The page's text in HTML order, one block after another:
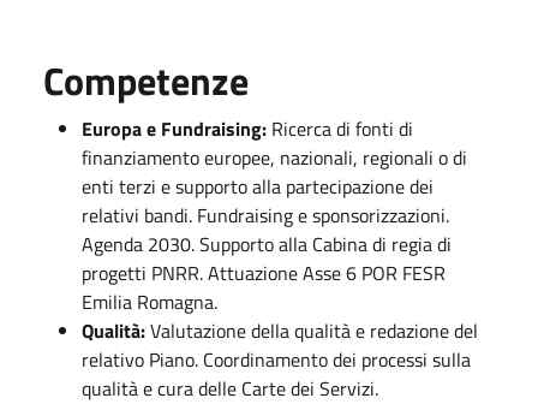
Competenze
Europa e Fundraising: Ricerca di fonti di
finanziamento europee, nazionali, regionali o di
enti terzi e supporto alla partecipazione dei
relativi bandi. Fundraising e sponsorizzazioni.
Agenda 2030. Supporto alla Cabina di regia di
progetti PNRR. Attuazione Asse 6 POR FESR
Emilia Romagna.
Qualità:Valutazione della qualità e redazione del
relativo Piano. Coordinamento dei processi sulla
qualità e cura delle Carte dei Servizi.